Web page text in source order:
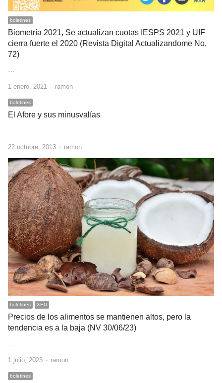
boletines
Biometría 2021, Se actualizan cuotas IESPS 2021 y UIF
cierra fuerte el 2020 (Revista Digital Actualizandome No.
72)
…
1 enero, 2021 Author
ramon
boletines
El Afore y sus minusvalías
…
22 octubre, 2013 Author
ramon
boletines XEU
Precios de los alimentos se mantienen altos, pero la
tendencia es a la baja (NV 30/06/23)
1 julio, 2023 Author
ramon
boletines